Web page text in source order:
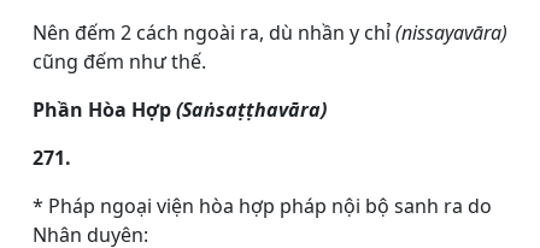
Nên đếm 2 cách ngoài ra, dù nhần y chỉ(nissayavāra)
cũng đếm như thế.
Phần Hòa Hợp(Saṅsaṭṭhavāra)
271.
* Pháp ngoại viện hòa hợp pháp nội bộ sanh ra do
Nhân duyên: